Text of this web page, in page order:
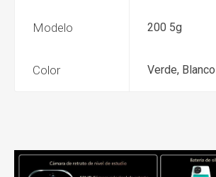
Modelo 200 5g
Color Verde, Blanco